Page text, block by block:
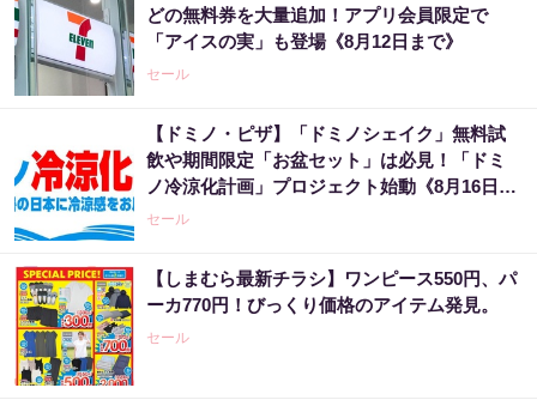
どの無料券を大量追加！アプリ会員限定で
「アイスの実」も登場《8月12日まで》
セール
【ドミノ・ピザ】「ドミノシェイク」無料試
飲や期間限定「お盆セット」は必見！「ドミ
ノ冷涼化計画」プロジェクト始動《8月16日ま
で》
セール
【しまむら最新チラシ】ワンピース550円、パ
ーカ770円！びっくり価格のアイテム発見。
セール